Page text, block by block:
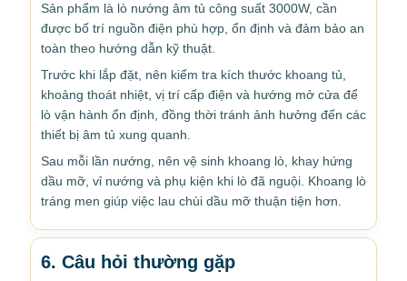
Sản phẩm là lò nướng âm tủ công suất 3000W, cần
được bố trí nguồn điện phù hợp, ổn định và đảm bảo an
toàn theo hướng dẫn kỹ thuật.
Trước khi lắp đặt, nên kiểm tra kích thước khoang tủ,
khoảng thoát nhiệt, vị trí cấp điện và hướng mở cửa để
lò vận hành ổn định, đồng thời tránh ảnh hưởng đến các
thiết bị âm tủ xung quanh.
Sau mỗi lần nướng, nên vệ sinh khoang lò, khay hứng
dầu mỡ, vỉ nướng và phụ kiện khi lò đã nguội. Khoang lò
tráng men giúp việc lau chùi dầu mỡ thuận tiện hơn.
6. Câu hỏi thường gặp